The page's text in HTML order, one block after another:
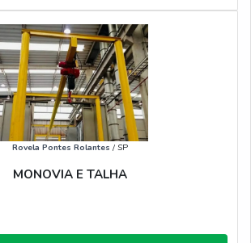
Rovela Pontes Rolantes / SP
MONOVIA E TALHA